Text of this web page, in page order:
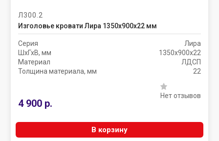
Л300.2
Изголовье кровати Лира 1350х900х22 мм
Серия
Лира
ШхГхВ, мм
1350х900х22
Материал
ЛДСП
Толщина материала, мм
22
4 900 р.
Нет отзывов
В корзину